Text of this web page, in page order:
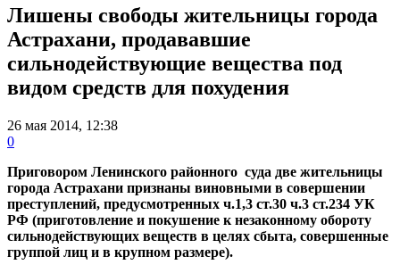
Лишены свободы жительницы города
Астрахани, продававшие
сильнодействующие вещества под
видом средств для похудения
26 мая 2014, 12:38
0
Приговором Ленинского районного суда две жительницы
города Астрахани признаны виновными в совершении
преступлений, предусмотренных ч.1,3 ст.30 ч.3 ст.234 УК
РФ (приготовление и покушение к незаконному обороту
сильнодействующих веществ в целях сбыта, совершенные
группой лиц и в крупном размере).